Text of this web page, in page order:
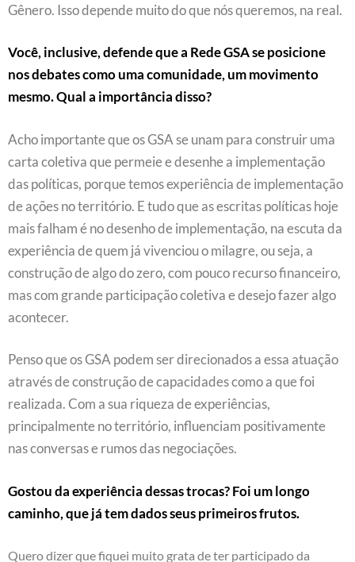
Gênero. Isso depende muito do que nós queremos, na real.
Você, inclusive, defende que a Rede GSA se posicione
nos debates como uma comunidade, um movimento
mesmo. Qual a importância disso?
Acho importante que os GSA se unam para construir uma
carta coletiva que permeie e desenhe a implementação
das políticas, porque temos experiência de implementação
de ações no território. E tudo que as escritas políticas hoje
mais falham é no desenho de implementação, na escuta da
experiência de quem já vivenciou o milagre, ou seja, a
construção de algo do zero, com pouco recurso financeiro,
mas com grande participação coletiva e desejo fazer algo
acontecer.
Penso que os GSA podem ser direcionados a essa atuação
através de construção de capacidades como a que foi
realizada. Com a sua riqueza de experiências,
principalmente no território, influenciam positivamente
nas conversas e rumos das negociações.
Gostou da experiência dessas trocas? Foi um longo
caminho, que já tem dados seus primeiros frutos.
Quero dizer que fiquei muito grata de ter participado da